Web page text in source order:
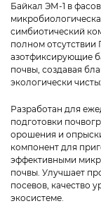
Байкал ЭМ-1 в
симбиотический
полном
азотфиксирующие
почвы, создавая
экологически
Разработан для
подготовки
орошения и
компонент для
эффективными
почвы. Улучшает
посевов, качество
экосистеме.